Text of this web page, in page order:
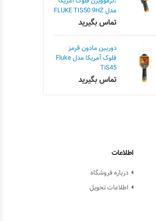
مدل FLUKE TIS50 9HZ
تماس بگیرید
دوربین مادون قرمز
فلوک آمریکا مدل Fluke
TiS45
تماس بگیرید
اطلاعات
درباره فروشگاه
اطلاعات تحویل